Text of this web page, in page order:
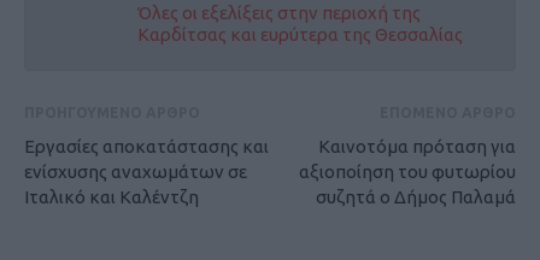
Όλες οι εξελίξεις στην περιοχή της
Καρδίτσας και ευρύτερα της Θεσσαλίας
Εργασίες αποκατάστασης και
ενίσχυσης αναχωμάτων σε
Ιταλικό και Καλέντζη
Καινοτόμα πρόταση για
αξιοποίηση του φυτωρίου
συζητά ο Δήμος Παλαμά